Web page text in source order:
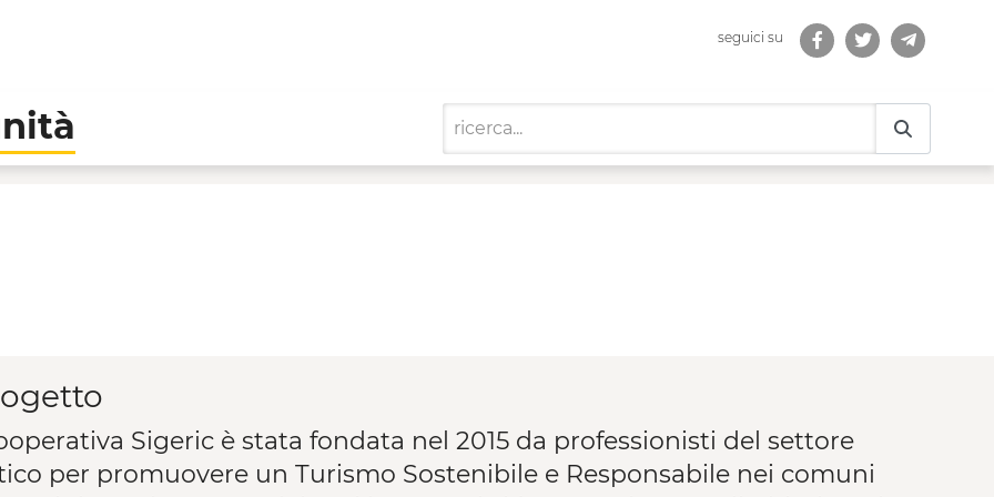
seguici su
Comunità
Sigeric è stata fondata nel 2015 da professionisti del settore
per promuovere un Turismo Sostenibile e Responsabile nei comuni